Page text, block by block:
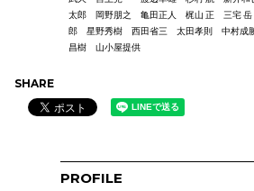
太郎 岡野朋之 亀田正人 梶山 正 三宅
郎 星野秀樹 西田省三 太田孝則 中村成
昌樹 山小屋提供
SHARE
PROFILE